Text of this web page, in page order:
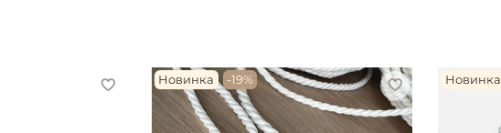
Новинка -19% Новинка